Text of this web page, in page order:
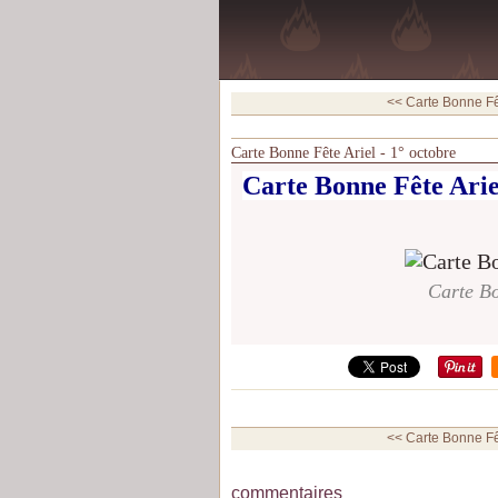
<< Carte Bonne
Carte Bonne Fête Ariel - 1° octobre
Carte Bonne Fête
Carte
<< Carte Bonne
commentaires